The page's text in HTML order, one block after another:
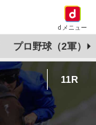
dメニュー
プロ野球（2軍）
11R